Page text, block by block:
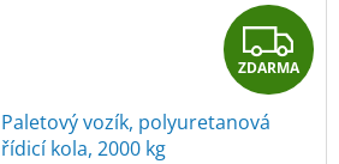
Z
D
ZDARMA
Paletový vozík, polyuretanová
řídicí kola, 2000 kg